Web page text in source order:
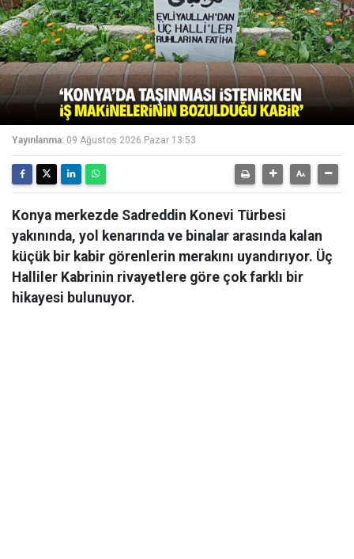
Yayınlanma: 09 Ağustos 2026 Pazar 13:53
Konya merkezde Sadreddin Konevi Türbesi
yakınında, yol kenarında ve binalar arasında kalan
küçük bir kabir görenlerin merakını uyandırıyor. Üç
Halliler Kabrinin rivayetlere göre çok farklı bir
hikayesi bulunuyor.